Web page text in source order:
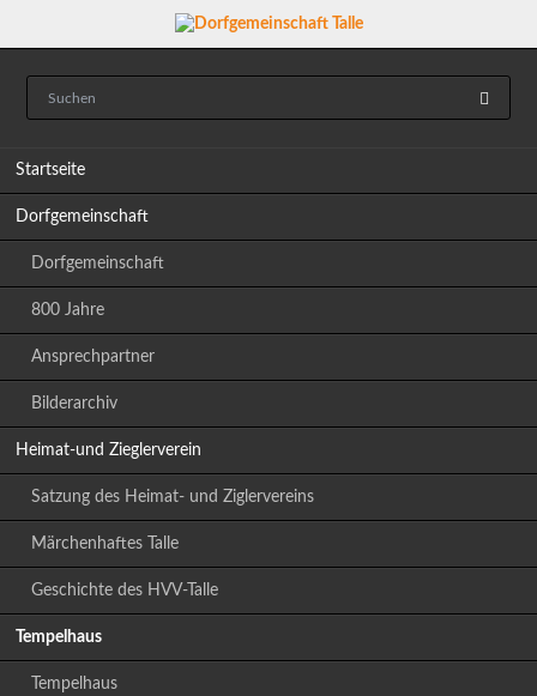
Startseite
Dorfgemeinschaft
Dorfgemeinschaft
800 Jahre
Ansprechpartner
Bilderarchiv
Heimat-und Zieglerverein
Satzung des Heimat- und Ziglervereins
Märchenhaftes Talle
Geschichte des HVV-Talle
Tempelhaus
Tempelhaus